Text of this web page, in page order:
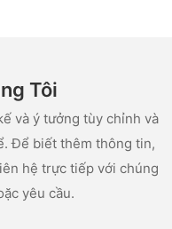
Tôi
và ý tưởng tùy chỉnh và
Để biết thêm thông tin,
hệ trực tiếp với chúng
yêu cầu.